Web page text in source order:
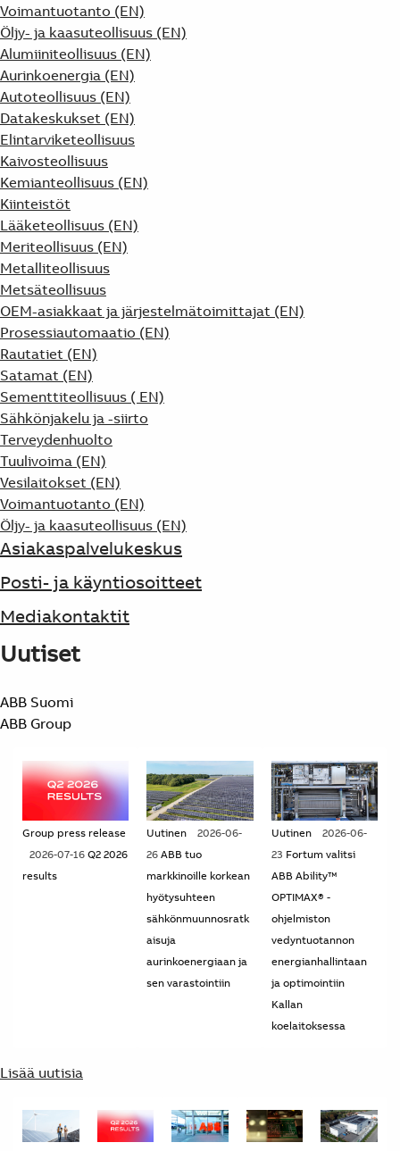
Voimantuotanto (EN)
Öljy- ja kaasuteollisuus (EN)
Alumiiniteollisuus (EN)
Aurinkoenergia (EN)
Autoteollisuus (EN)
Datakeskukset (EN)
Elintarviketeollisuus
Kaivosteollisuus
Kemianteollisuus (EN)
Kiinteistöt
Lääketeollisuus (EN)
Meriteollisuus (EN)
Metalliteollisuus
Metsäteollisuus
OEM-asiakkaat ja järjestelmätoimittajat (EN)
Prosessiautomaatio (EN)
Rautatiet (EN)
Satamat (EN)
Sementtiteollisuus ( EN)
Sähkönjakelu ja -siirto
Terveydenhuolto
Tuulivoima (EN)
Vesilaitokset (EN)
Voimantuotanto (EN)
Öljy- ja kaasuteollisuus (EN)
Asiakaspalvelukeskus
Posti- ja käyntiosoitteet
Mediakontaktit
Uutiset
ABB Suomi
ABB Group
Group press release
2026-07-16 Q2 2026
results
Uutinen
2026-06-
26ABB tuo
markkinoille korkean
hyötysuhteen
sähkönmuunnosratk
aisuja
aurinkoenergiaan ja
sen varastointiin
Uutinen
2026-06-
23 Fortum valitsi
ABB Ability™
OPTIMAX® -
ohjelmiston
vedyntuotannon
energianhallintaan
ja optimointiin
Kallan
koelaitoksessa
Lisää uutisia